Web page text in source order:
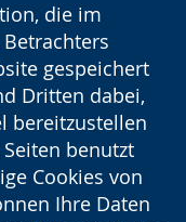
die im
gespeichert
Dritten dabei,
bereitzustellen
benutzt
Cookies von
Ihre Daten